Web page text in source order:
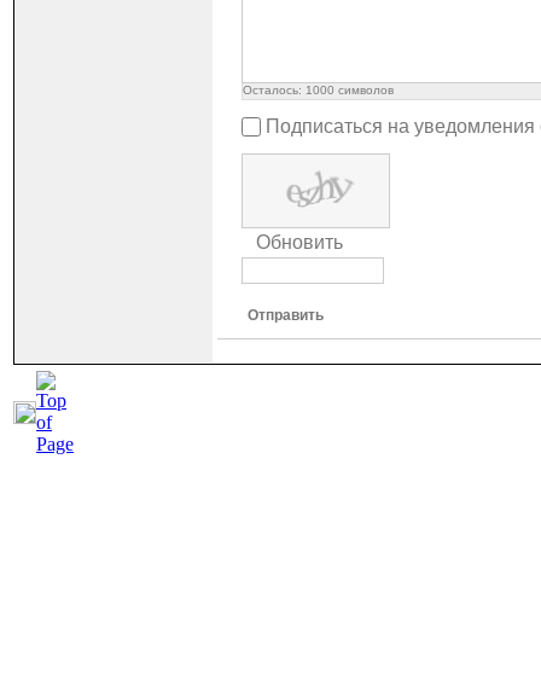
Осталось: 1000 символов
Подписаться на
Обновить
Отправить